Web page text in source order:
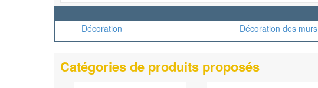
Décoration Décoration des murs
Catégories de produits proposés